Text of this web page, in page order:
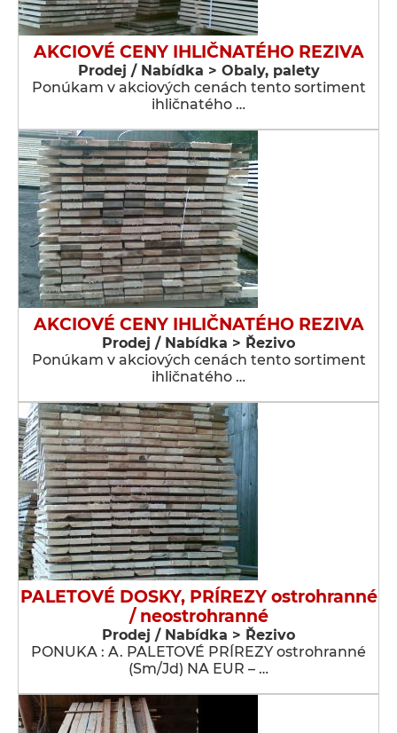
AKCIOVÉ CENY IHLIČNATÉHO REZIVA
Prodej / Nabídka > Obaly, palety
Ponúkam v akciových cenách tento sortiment
ihličnatého …
AKCIOVÉ CENY IHLIČNATÉHO REZIVA
Prodej / Nabídka > Řezivo
Ponúkam v akciových cenách tento sortiment
ihličnatého …
PALETOVÉ DOSKY, PRÍREZY ostrohranné
/ neostrohranné
Prodej / Nabídka > Řezivo
PONUKA : A. PALETOVÉ PRÍREZY ostrohranné
(Sm/Jd) NA EUR – …